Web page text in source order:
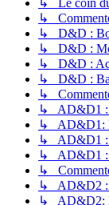
↳ Le coin
↳
↳ D&D :
↳ D&D :
↳ D&D :
↳ D&D :
↳
↳ AD&D1 :
↳ AD&D1:
↳ AD&D1 :
↳ AD&D1 :
↳
↳ AD&D2 :
↳ AD&D2: